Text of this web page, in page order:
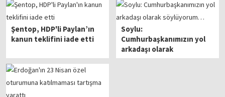
Şentop, HDP'li Paylan’ın
kanun teklifini iade etti
Soylu:
Cumhurbaşkanımızın yol
arkadaşı olarak
söylüyorum…